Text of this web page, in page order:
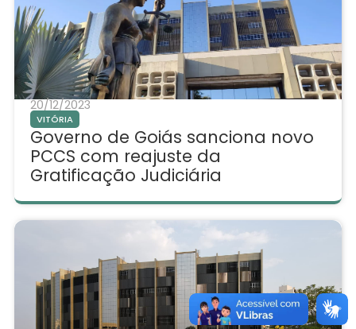
20/12/2023
VITÓRIA
Governo de Goiás sanciona novo
PCCS com reajuste da
Gratificação Judiciária